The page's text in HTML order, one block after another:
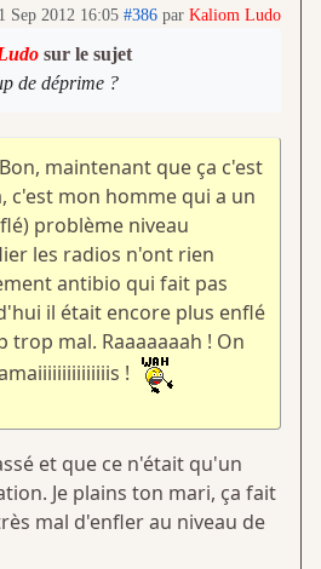
Sep 2012 16:05 #386 par Kaliom Ludo
sur le sujet
de déprime ?
maintenant que ça c'est
c'est mon homme qui a un
problème niveau
les radios n'ont rien
antibio qui fait pas
il était encore plus enflé
trop mal. Raaaaaaah ! On
!
et que ce n'était qu'un
Je plains ton mari, ça fait
mal d'enfler au niveau de